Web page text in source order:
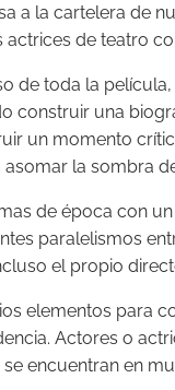
a la cartelera de
de teatro
de toda la película,
construir una
un momento
la sombra
de época con
paralelismos
el propio
elementos para
Actores o
encuentran en